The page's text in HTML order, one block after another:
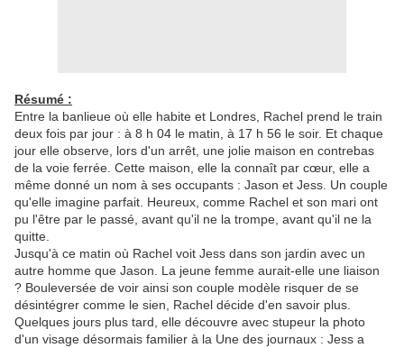
Résumé :
Entre la banlieue où elle habite et Londres, Rachel prend le train
deux fois par jour : à 8 h 04 le matin, à 17 h 56 le soir. Et chaque
jour elle observe, lors d'un arrêt, une jolie maison en contrebas
de la voie ferrée. Cette maison, elle la connaît par cœur, elle a
même donné un nom à ses occupants : Jason et Jess. Un couple
qu'elle imagine parfait. Heureux, comme Rachel et son mari ont
pu l'être par le passé, avant qu'il ne la trompe, avant qu'il ne la
quitte.
Jusqu'à ce matin où Rachel voit Jess dans son jardin avec un
autre homme que Jason. La jeune femme aurait-elle une liaison
? Bouleversée de voir ainsi son couple modèle risquer de se
désintégrer comme le sien, Rachel décide d'en savoir plus.
Quelques jours plus tard, elle découvre avec stupeur la photo
d'un visage désormais familier à la Une des journaux : Jess a